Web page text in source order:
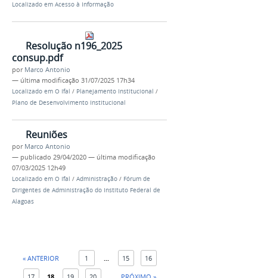
Localizado em Acesso à Informação
Resolução n196_2025
consup.pdf
por Marco Antonio
— última modificação 31/07/2025 17h34
Localizado em O Ifal / Planejamento Institucional /
Plano de Desenvolvimento Institucional
Reuniões
por Marco Antonio
— publicado 29/04/2020 — última modificação
07/03/2025 12h49
Localizado em O Ifal / Administração / Fórum de
Dirigentes de Administração do Instituto Federal de
Alagoas
« ANTERIOR 1 15 16